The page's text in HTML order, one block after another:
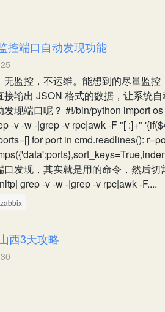
控端口自动发现功能
无监控，不运维。能想到的尽量监
接输出 JSON 格式的数据，让系统
发现端口呢？ #!/bin/python import
-v -w -|grep -v rpc|awk -F "[ :]+"
for port in cmd.readlines():
口发现，其实就是用的命令，然后
grep -v -w -|grep -v rpc|awk -F....
zabbix
西3天攻略